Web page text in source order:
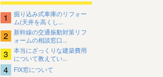
1
掘り込み式車庫のリフォー
ム(天井を高くし...
2
新幹線の交通振動対策リフ
ォームの相談窓口...
3
本当にざっくりな建築費用
について教えてい...
4 FIX窓について